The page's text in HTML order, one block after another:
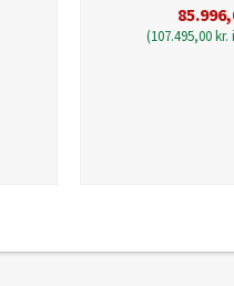
(107.495,00kr.